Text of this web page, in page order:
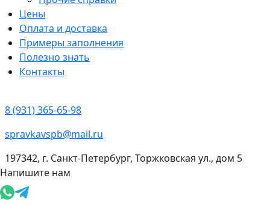
Цены
Оплата и доставка
Примеры заполнения
Полезно знать
Контакты
8 (931) 365-65-98
spravkavspb@mail.ru
197342, г. Санкт-Петербург, Торжковская ул., дом 5
Напишите нам